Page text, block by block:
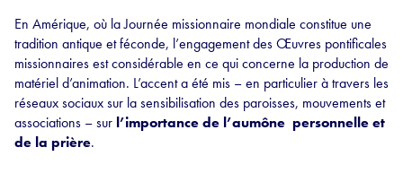
En Amérique, où la Journée missionnaire mondiale constitue une
tradition antique et féconde, l’engagement des Œuvres pontificales
missionnaires est considérable en ce qui concerne la production de
matériel d’animation. L’accent a été mis – en particulier à travers les
réseaux sociaux sur la sensibilisation des paroisses, mouvements et
associations – sur l’importance de l’aumône personnelle et
de la prière.